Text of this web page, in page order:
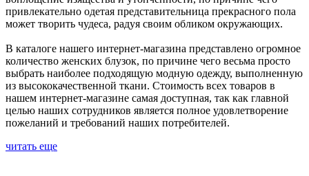
привлекательно одетая представительница прекрасного пола
может творить чудеса, радуя своим обликом окружающих.
В каталоге нашего интернет-магазина представлено огромное
количество женских блузок, по причине чего весьма просто
выбрать наиболее подходящую модную одежду, выполненную
из высококачественной ткани. Стоимость всех товаров в
нашем интернет-магазине самая доступная, так как главной
целью наших сотрудников является полное удовлетворение
пожеланий и требований наших потребителей.
читать еще